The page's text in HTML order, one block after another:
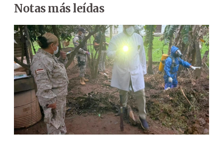
Notas más leídas